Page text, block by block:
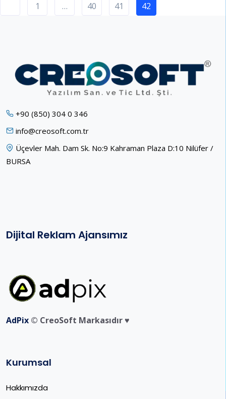
1 … 40 41 42
+90 (850) 304 0 346
info@creosoft.com.tr
Üçevler Mah. Dam Sk. No:9 Kahraman Plaza D:10 Nilüfer /
BURSA
Dijital Reklam Ajansımız
AdPix © CreoSoft Markasıdır ♥️
Kurumsal
Hakkımızda